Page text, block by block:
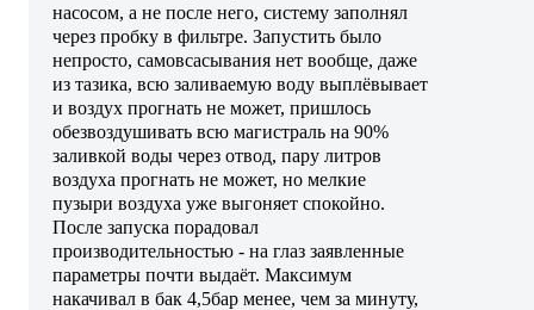
насосом, а не после него, систему заполнял
через пробку в фильтре. Запустить было
непросто, самовсасывания нет вообще, даже
из тазика, всю заливаемую воду выплёвывает
и воздух прогнать не может, пришлось
обезвоздушивать всю магистраль на 90%
заливкой воды через отвод, пару литров
воздуха прогнать не может, но мелкие
пузыри воздуха уже выгоняет спокойно.
После запуска порадовал
производительностью - на глаз заявленные
параметры почти выдаёт. Максимум
накачивал в бак 4,5бар менее, чем за минуту,